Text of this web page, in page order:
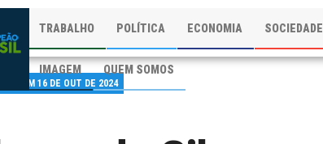
TRABALHO POLÍTICA ECONOMIA SOCIEDADE
IMAGEM QUEM SOMOS
EM 16 DE OUT DE 2024